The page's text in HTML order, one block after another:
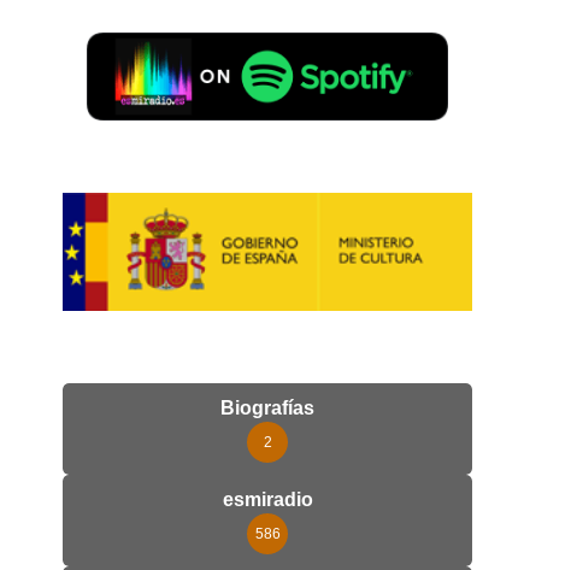
Biografías
2
esmiradio
586